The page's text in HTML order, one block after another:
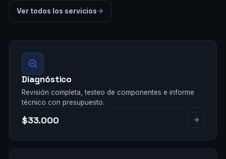
Ver todos los servicios
Diagnóstico
Revisión completa, testeo de componentes e informe
técnico con presupuesto.
$33.000